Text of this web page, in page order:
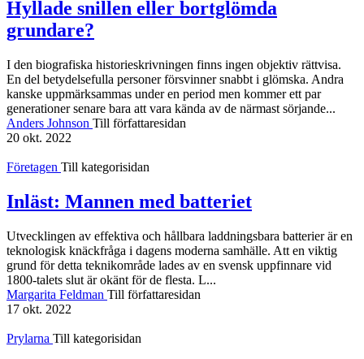
Hyllade snillen eller bortglömda
grundare?
I den biografiska historieskrivningen finns ingen objektiv rättvisa.
En del betydelsefulla personer försvinner snabbt i glömska. Andra
kanske uppmärksammas under en period men kommer ett par
generationer senare bara att vara kända av de närmast sörjande...
Anders Johnson Till författaresidan
20 okt. 2022
Företagen Till kategorisidan
Inläst: Mannen med batteriet
Utvecklingen av effektiva och hållbara laddnings­bara batterier är en
teknologisk knäck­fråga i dagens moderna samhälle. Att en viktig
grund för detta teknik­område lades av en svensk uppfinnare vid
1800-talets slut är okänt för de flesta. L...
Margarita Feldman Till författaresidan
17 okt. 2022
Prylarna Till kategorisidan